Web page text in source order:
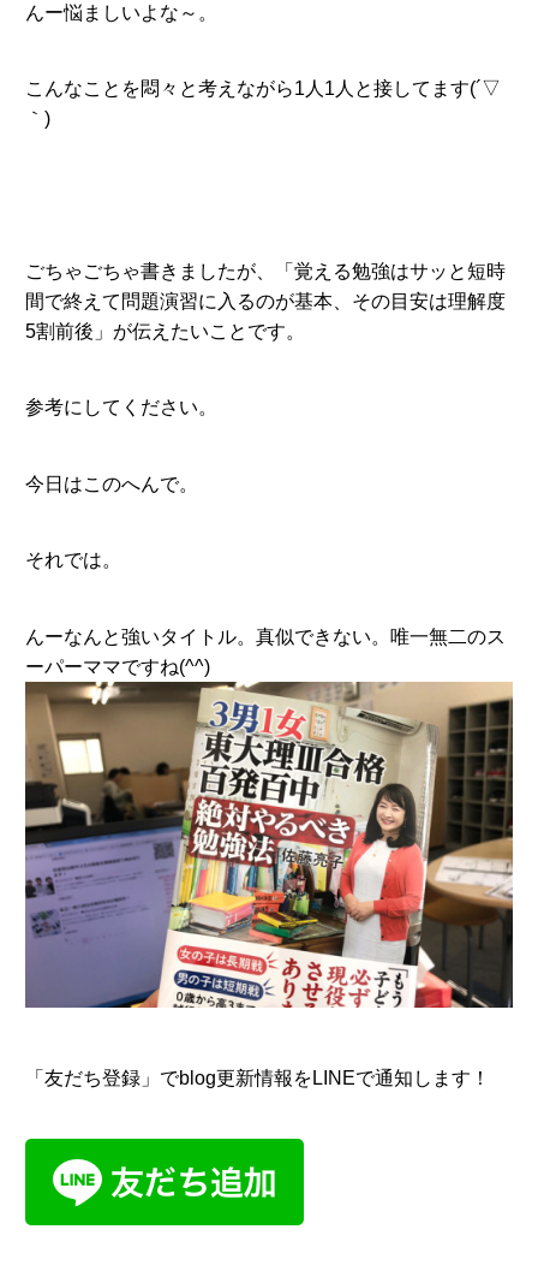
んー悩ましいよな～。
こんなことを悶々と考えながら1人1人と接してます(´▽
｀)
ごちゃごちゃ書きましたが、「覚える勉強はサッと短時
間で終えて問題演習に入るのが基本、その目安は理解度
5割前後」が伝えたいことです。
参考にしてください。
今日はこのへんで。
それでは。
んーなんと強いタイトル。真似できない。唯一無二のス
ーパーママですね(^^)
「友だち登録」でblog更新情報をLINEで通知します！